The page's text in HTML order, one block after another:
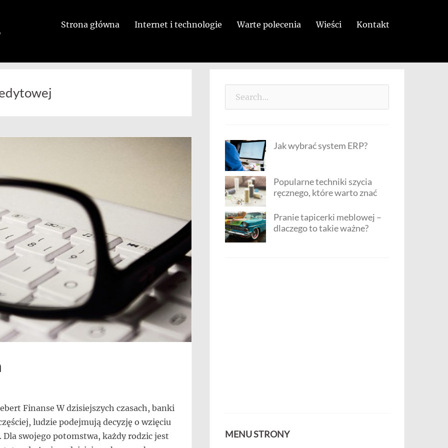
Strona główna Internet i technologie Warte polecenia Wieści Kontakt
Finanse W dzisiejszych czasach, banki
ludzie podejmują decyzję o wzięciu
swojego potomstwa, każdy rodzic jest
Jak wybrać system ERP?
Popularne techniki szycia
ręcznego, które warto znać
Pranie tapicerki meblowej –
dlaczego to takie ważne?
MENU STRONY